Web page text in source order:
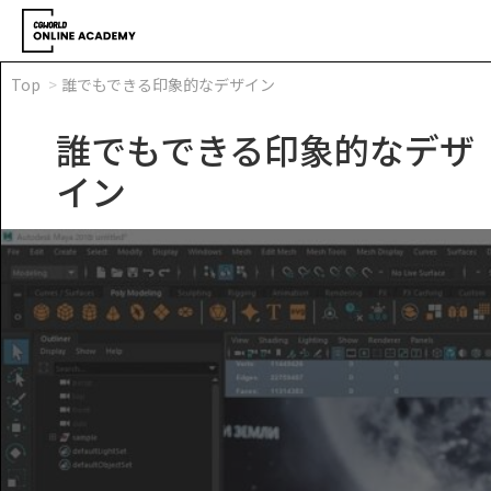
Top 誰でもできる印象的なデザイン
誰でもできる印象的なデザ
イン